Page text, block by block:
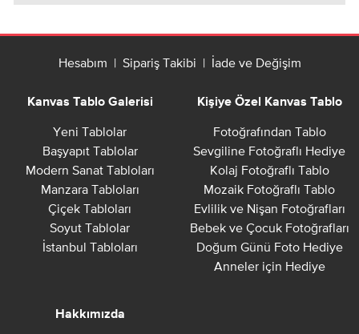
Hesabım | Sipariş Takibi | İade ve Değişim
Kanvas Tablo Galerisi
Yeni Tablolar
Başyapıt Tablolar
Modern Sanat Tabloları
Manzara Tabloları
Çiçek Tabloları
Soyut Tablolar
İstanbul Tabloları
Kişiye Özel Kanvas Tablo
Fotoğrafından Tablo
Sevgiline Fotoğraflı Hediye
Kolaj Fotoğraflı Tablo
Mozaik Fotoğraflı Tablo
Evlilik ve Nişan Fotoğrafları
Bebek ve Çocuk Fotoğrafları
Doğum Günü Foto Hediye
Anneler için Hediye
Hakkımızda